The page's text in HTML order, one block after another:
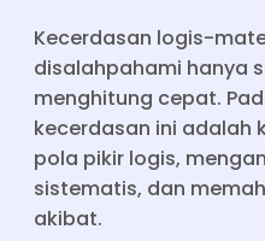
Kecerdasan logis-
disalahpahami hanya
menghitung cepat.
kecerdasan ini adalah
pola pikir logis,
sistematis, dan
akibat.